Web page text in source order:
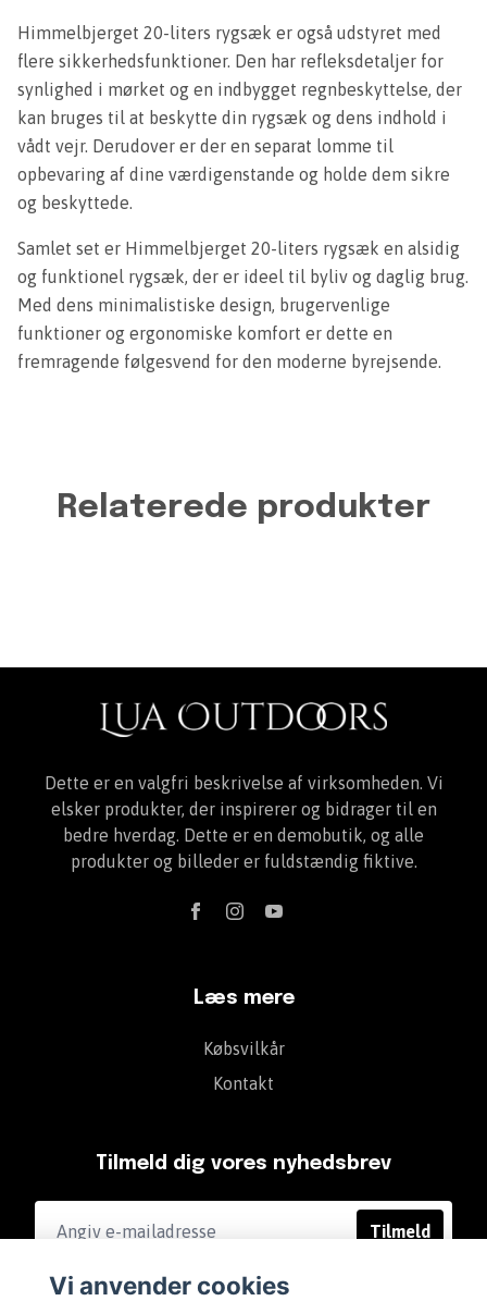
Himmelbjerget 20-liters rygsæk er også udstyret med
flere sikkerhedsfunktioner. Den har refleksdetaljer for
synlighed i mørket og en indbygget regnbeskyttelse, der
kan bruges til at beskytte din rygsæk og dens indhold i
vådt vejr. Derudover er der en separat lomme til
opbevaring af dine værdigenstande og holde dem sikre
og beskyttede.
Samlet set er Himmelbjerget 20-liters rygsæk en alsidig
og funktionel rygsæk, der er ideel til byliv og daglig brug.
Med dens minimalistiske design, brugervenlige
funktioner og ergonomiske komfort er dette en
fremragende følgesvend for den moderne byrejsende.
Relaterede produkter
Dette er en valgfri beskrivelse af virksomheden. Vi
elsker produkter, der inspirerer og bidrager til en
bedre hverdag. Dette er en demobutik, og alle
produkter og billeder er fuldstændig fiktive.
Læs mere
Købsvilkår
Kontakt
Tilmeld dig vores nyhedsbrev
Tilmeld
Vi anvender cookies